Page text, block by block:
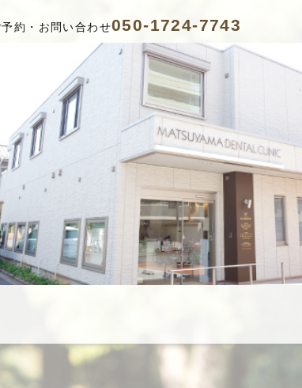
予約・お問い合わせ050-1724-7743